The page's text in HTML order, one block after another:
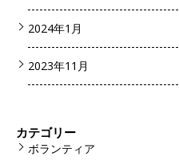
2024年1月
2023年11月
カテゴリー
ボランティア